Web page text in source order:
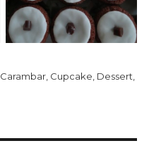
Catégories
Carambar Cupcake Dessert